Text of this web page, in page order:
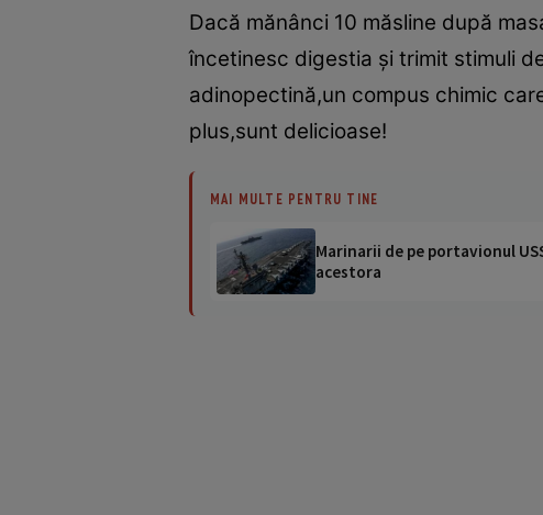
Dacă mănânci 10 măsline după
încetinesc digestia şi trimit stimuli
adinopectină,un compus chimic
plus,sunt delicioase!
MAI MULTE PENTRU TINE
Marinarii de pe portavionul
acestora